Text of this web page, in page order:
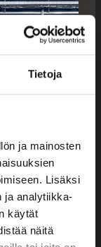
Tietoja
ja mainosten
Lisäksi
ja analytiikka-
käytät
näitä